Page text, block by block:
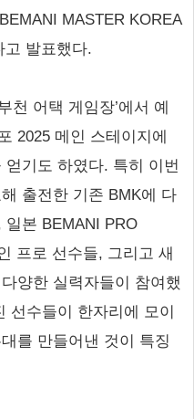
MASTER KOREA
고 발표했다.
천 어택 게임장’에서 예
2025 메인 스테이지에
기도 하였다. 특히 이번
출전한 기존 BMK에 다
본 BEMANI PRO
프로 선수들, 그리고 새
양한 실력자들이 참여했
선수들이 한자리에 모이
를 만들어낸 것이 특징